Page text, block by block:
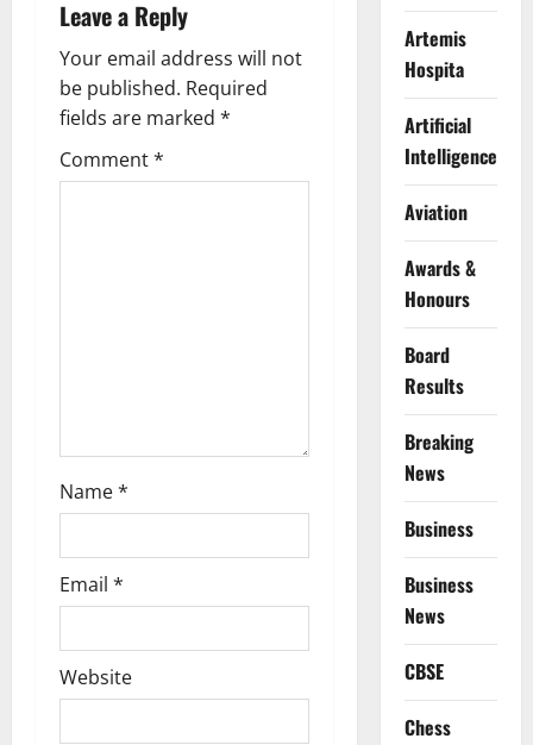
i
g
a
t
Leave a Reply
Your email address will not
be published. Required
fields are marked *
Comment*
Name*
Email *
Website
Artemis
Hospita
Artificial
Intelligence
Aviation
Awards &
Honours
Board
Results
Breaking
News
Business
Business
News
CBSE
Chess